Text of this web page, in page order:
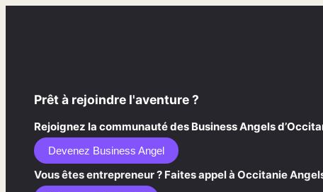
Prêt à rejoindre l'aventure ?
Rejoignez la communauté des Business Angels
Devenez Business Angel
Vous êtes entrepreneur ? Faites appel à Occitanie